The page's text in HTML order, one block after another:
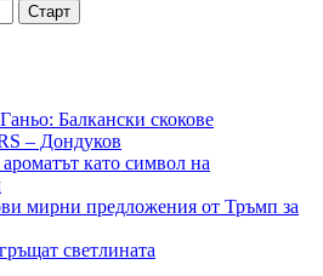
Старт
Балкански скокове
– Дондуков
като символ на
мирни предложения от Тръмп за
светлината